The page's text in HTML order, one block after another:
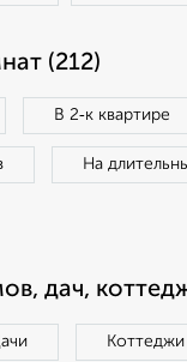
(212)
В 2‑к квартире
На
дач,
Коттеджи